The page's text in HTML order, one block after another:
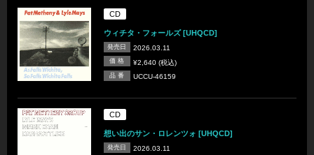
CD
ウィチタ・フォールズ [UHQCD]
発売日 2026.03.11
価 格 ¥2,640 (税込)
品 番 UCCU-46159
CD
想い出のサン・ロレンツォ [UHQCD]
発売日 2026.03.11